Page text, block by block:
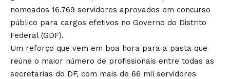
nomeados 16.769 servidores aprovados em concurso
público para cargos efetivos no Governo do Distrito
Federal (GDF).
Um reforço que vem em boa hora para a pasta que
reúne o maior número de profissionais entre todas as
secretarias do DF, com mais de 66 mil servidores